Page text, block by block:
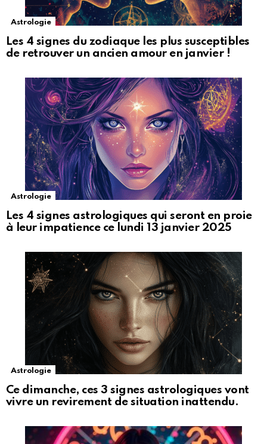
Astrologie
Les 4 signes du zodiaque les plus susceptibles
de retrouver un ancien amour en janvier !
Astrologie
Les 4 signes astrologiques qui seront en proie
à leur impatience ce lundi 13 janvier 2025
Astrologie
Ce dimanche, ces 3 signes astrologiques vont
vivre un revirement de situation inattendu.